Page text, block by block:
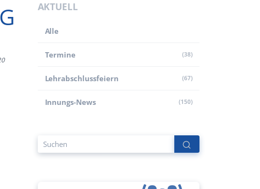
AKTUELL
Alle
Termine (38)
Lehr­abschluss­feiern (67)
Innungs-News (150)